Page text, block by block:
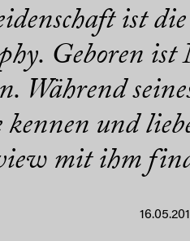
ist
Geboren
Während
und
mit ihm